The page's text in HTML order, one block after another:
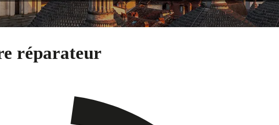
réparateur